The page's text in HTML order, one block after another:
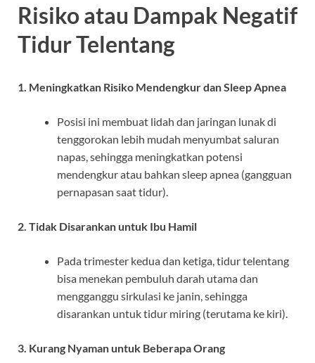
Risiko atau Dampak Negatif
Tidur Telentang
1. Meningkatkan Risiko Mendengkur dan Sleep Apnea
Posisi ini membuat lidah dan jaringan lunak di
tenggorokan lebih mudah menyumbat saluran
napas, sehingga meningkatkan potensi
mendengkur atau bahkan sleep apnea (gangguan
pernapasan saat tidur).
2. Tidak Disarankan untuk Ibu Hamil
Pada trimester kedua dan ketiga, tidur telentang
bisa menekan pembuluh darah utama dan
mengganggu sirkulasi ke janin, sehingga
disarankan untuk tidur miring (terutama ke kiri).
3. Kurang Nyaman untuk Beberapa Orang